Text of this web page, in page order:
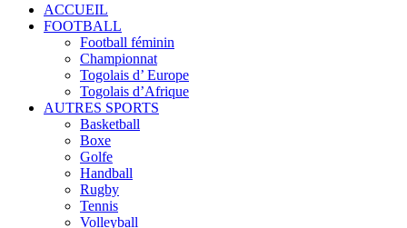
ACCUEIL
FOOTBALL
Football féminin
Championnat
Togolais d’ Europe
Togolais d’Afrique
AUTRES SPORTS
Basketball
Boxe
Golfe
Handball
Rugby
Tennis
Volleyball